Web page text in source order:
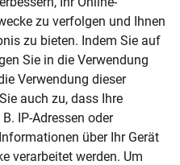
gelesen.
zu verfolgen und Ihnen
zu bieten. Indem Sie auf
Sie in die Verwendung
Verwendung dieser
auch zu, dass Ihre
IP-Adressen oder
über Ihr Gerät
verarbeitet werden. Um